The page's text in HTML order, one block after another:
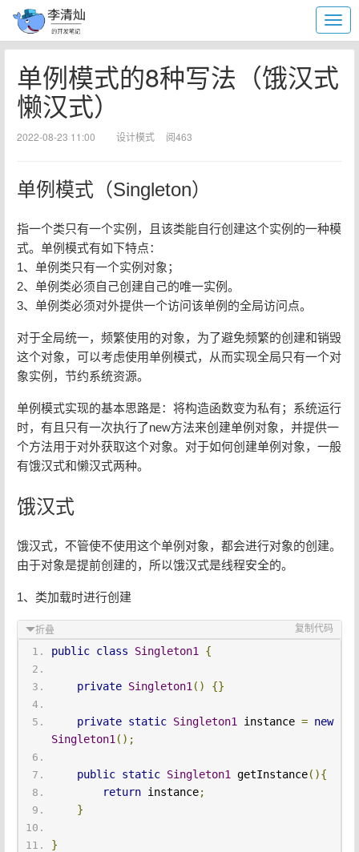
单例模式的8种写法（饿汉式
懒汉式）
2022-08-23 11:00 设计模式 阅463
单例模式（Singleton）
指一个类只有一个实例，且该类能自行创建这个实例的一种模
式。单例模式有如下特点：
1、单例类只有一个实例对象；
2、单例类必须自己创建自己的唯一实例。
3、单例类必须对外提供一个访问该单例的全局访问点。
对于全局统一，频繁使用的对象，为了避免频繁的创建和销毁
这个对象，可以考虑使用单例模式，从而实现全局只有一个对
象实例，节约系统资源。
单例模式实现的基本思路是：将构造函数变为私有；系统运行
时，有且只有一次执行了new方法来创建单例对象，并提供一
个方法用于对外获取这个对象。对于如何创建单例对象，一般
有饿汉式和懒汉式两种。
饿汉式
饿汉式，不管使不使用这个单例对象，都会进行对象的创建。
由于对象是提前创建的，所以饿汉式是线程安全的。
1、类加载时进行创建
折叠 复制代码
public class Singleton1 {
private Singleton1 () {}
private static Singleton1 instance = new
Singleton1 ();
public static Singleton1 getInstance(){
return instance;
}
}